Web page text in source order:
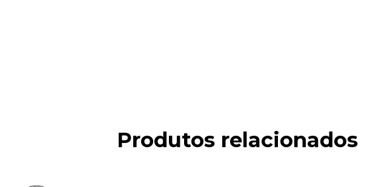
Produtos relacionados